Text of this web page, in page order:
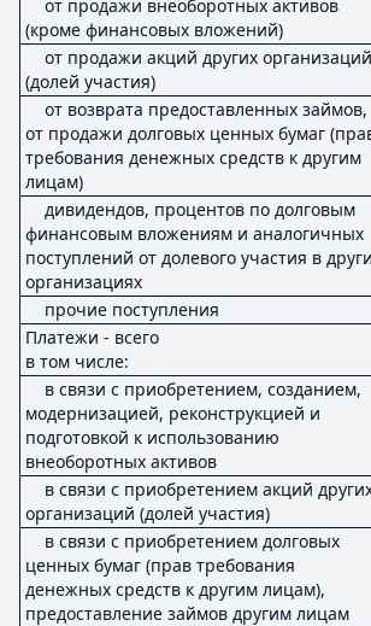
от продажи внеоборотных активов
(кроме финансовых вложений)
от продажи акций других организаций
(долей участия)
от возврата предоставленных займов,
от продажи долговых ценных бумаг
требования денежных средств к другим
лицам)
дивидендов, процентов по долговым
финансовым вложениям и аналогичных
поступлений от долевого участия в
организациях
прочие поступления
Платежи - всего
в том числе:
в связи с приобретением, созданием,
модернизацией, реконструкцией и
подготовкой к использованию
внеоборотных активов
в связи с приобретением акций
организаций (долей участия)
в связи с приобретением долговых
ценных бумаг (прав требования
денежных средств к другим лицам),
предоставление займов другим лицам